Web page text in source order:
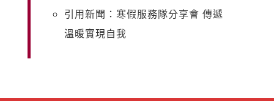
引用新聞：寒假服務隊分享會 傳遞
溫暖實現自我